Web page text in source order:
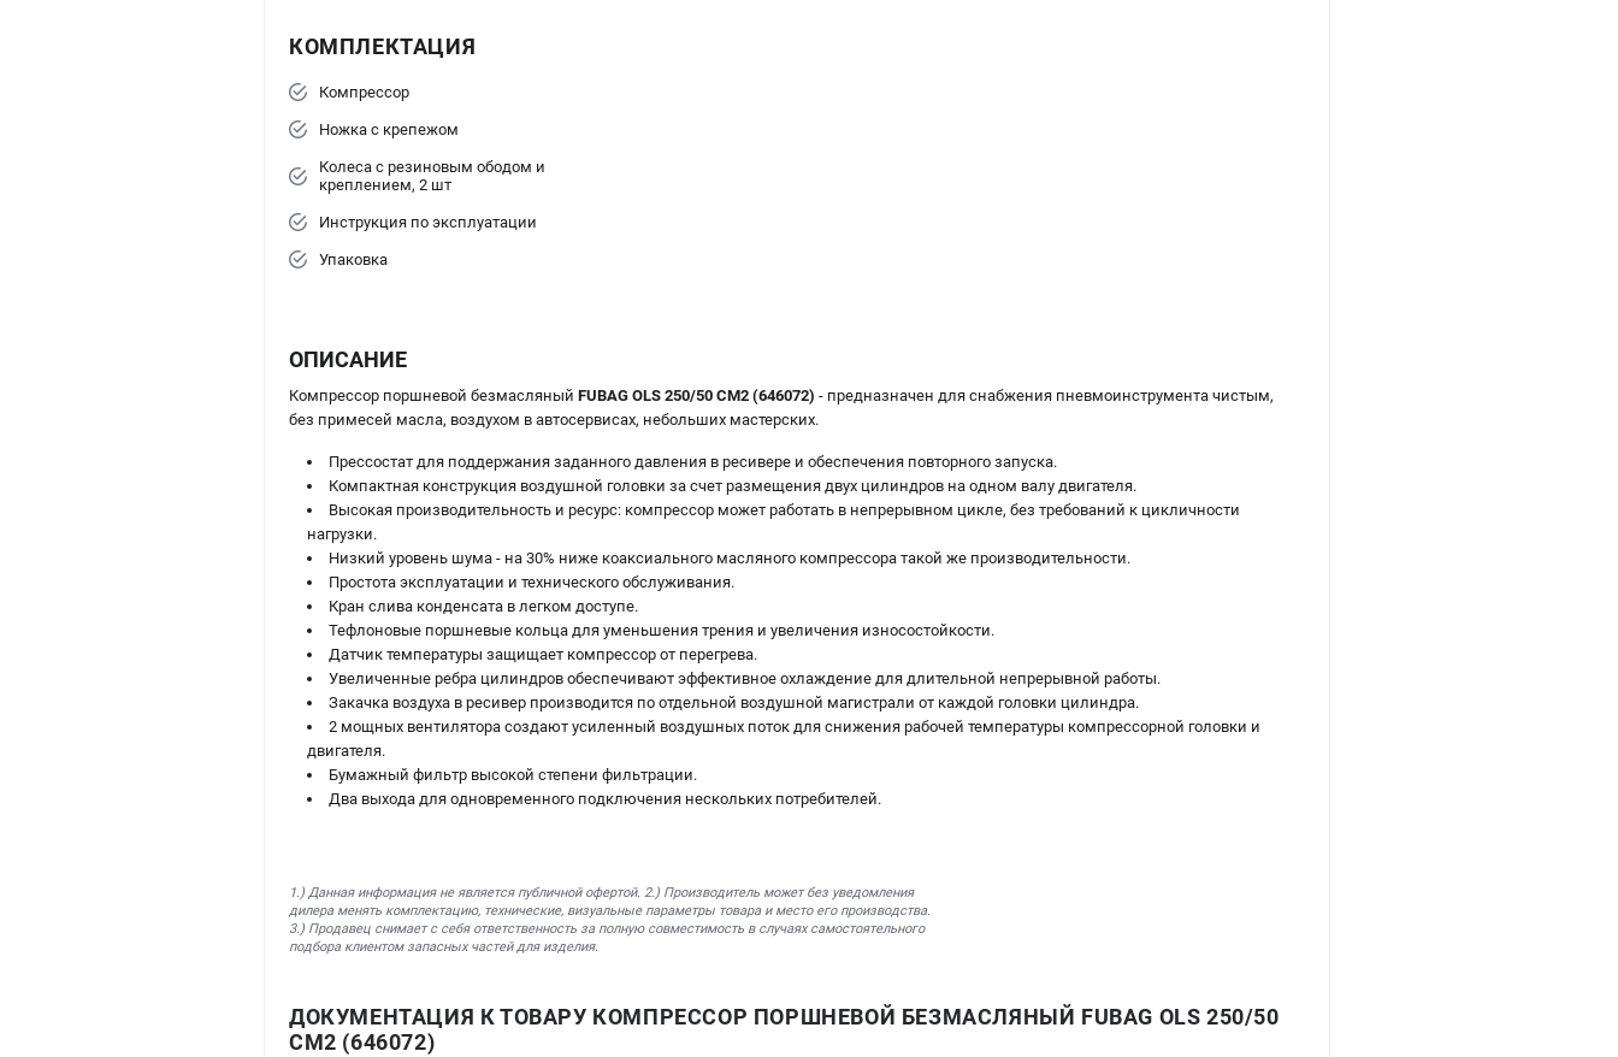
КОМПЛЕКТАЦИЯ
Компрессор
Ножка с крепежом
Колеса с резиновым ободом и
креплением, 2 шт
Инструкция по эксплуатации
Упаковка
ОПИСАНИЕ
Компрессор поршневой безмасляный FUBAG OLS 250/50 CM2 (646072) - предназначен для снабжения пневмоинструмента чистым,
без примесей масла, воздухом в автосервисах, небольших мастерских.
Прессостат для поддержания заданного давления в ресивере и обеспечения повторного запуска.
Компактная конструкция воздушной головки за счет размещения двух цилиндров на одном валу двигателя.
Высокая производительность и ресурс: компрессор может работать в непрерывном цикле, без требований к цикличности
нагрузки.
Низкий уровень шума - на 30% ниже коаксиального масляного компрессора такой же производительности.
Простота эксплуатации и технического обслуживания.
Кран слива конденсата в легком доступе.
Тефлоновые поршневые кольца для уменьшения трения и увеличения износостойкости.
Датчик температуры защищает компрессор от перегрева.
Увеличенные ребра цилиндров обеспечивают эффективное охлаждение для длительной непрерывной работы.
Закачка воздуха в ресивер производится по отдельной воздушной магистрали от каждой головки цилиндра.
2 мощных вентилятора создают усиленный воздушных поток для снижения рабочей температуры компрессорной головки и
двигателя.
Бумажный фильтр высокой степени фильтрации.
Два выхода для одновременного подключения нескольких потребителей.
1.) Данная информация не является публичной офертой. 2.) Производитель может без уведомления
дилера менять комплектацию, технические, визуальные параметры товара и место его производства.
3.) Продавец снимает с себя ответственность за полную совместимость в случаях самостоятельного
подбора клиентом запасных частей для изделия.
ДОКУМЕНТАЦИЯ К ТОВАРУ КОМПРЕССОР ПОРШНЕВОЙ БЕЗМАСЛЯНЫЙ FUBAG OLS 250/50
CM2 (646072)